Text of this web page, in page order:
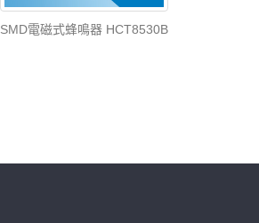
SMD電磁式蜂鳴器 HCT8530B